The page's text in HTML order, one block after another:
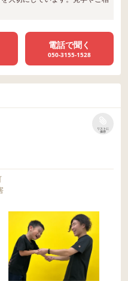
電話で聞く
050-3155-1528
リストに
保存